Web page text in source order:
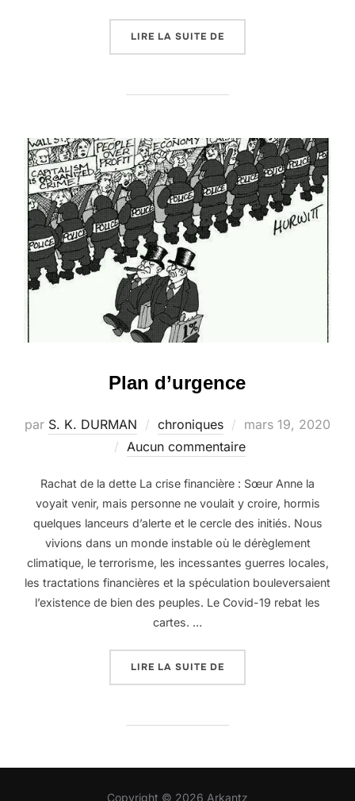
LIRE LA SUITE DE
Plan d’urgence
par S. K. DURMAN chroniques
Publié
le
mars 19, 2020
Aucun commentaire
Rachat de la dette La crise financière : Sœur Anne la
voyait venir, mais personne ne voulait y croire, hormis
quelques lanceurs d’alerte et le cercle des initiés. Nous
vivions dans un monde instable où le dérèglement
climatique, le terrorisme, les incessantes guerres locales,
les tractations financières et la spéculation bouleversaient
l’existence de bien des peuples. Le Covid-19 rebat les
cartes. …
LIRE LA SUITE DE
Copyright © 2026 Arkantz